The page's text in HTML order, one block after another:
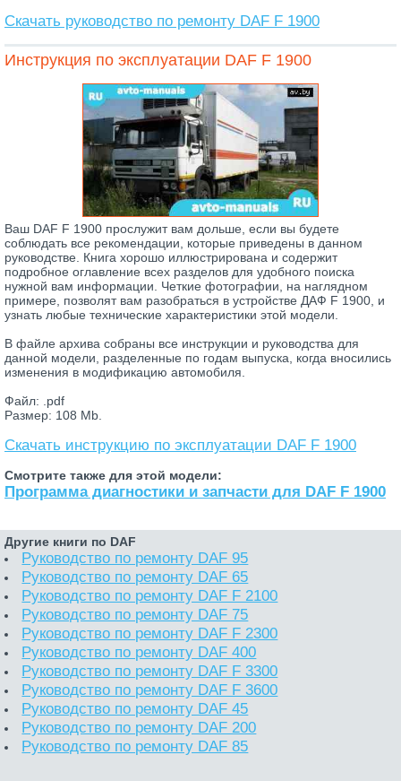
Скачать руководство по ремонту DAF F 1900
Инструкция по эксплуатации DAF F 1900
Ваш DAF F 1900 прослужит вам дольше, если вы будете
соблюдать все рекомендации, которые приведены в данном
руководстве. Книга хорошо иллюстрирована и содержит
подробное оглавление всех разделов для удобного поиска
нужной вам информации. Четкие фотографии, на наглядном
примере, позволят вам разобраться в устройстве ДАФ F 1900, и
узнать любые технические характеристики этой модели.
В файле архива собраны все инструкции и руководства для
данной модели, разделенные по годам выпуска, когда вносились
изменения в модификацию автомобиля.
Файл: .pdf
Размер: 108 Mb.
Скачать инструкцию по эксплуатации DAF F 1900
Смотрите также для этой модели:
Программа диагностики и запчасти для DAF F 1900
Другие книги по DAF
Руководство по ремонту DAF 95
Руководство по ремонту DAF 65
Руководство по ремонту DAF F 2100
Руководство по ремонту DAF 75
Руководство по ремонту DAF F 2300
Руководство по ремонту DAF 400
Руководство по ремонту DAF F 3300
Руководство по ремонту DAF F 3600
Руководство по ремонту DAF 45
Руководство по ремонту DAF 200
Руководство по ремонту DAF 85